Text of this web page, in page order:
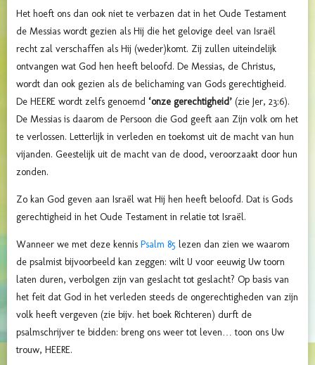
Het hoeft ons dan ook niet te verbazen dat in het Oude Testament
de Messias wordt gezien als Hij die het gelovige deel van Israël
recht zal verschaffen als Hij (weder)komt. Zij zullen uiteindelijk
ontvangen wat God hen heeft beloofd. De Messias, de Christus,
wordt dan ook gezien als de belichaming van Gods gerechtigheid.
De HEERE wordt zelfs genoemd ‘onze gerechtigheid’ (zie Jer, 23:6).
De Messias is daarom de Persoon die God geeft aan Zijn volk om het
te verlossen. Letterlijk in verleden en toekomst uit de macht van hun
vijanden. Geestelijk uit de macht van de dood, veroorzaakt door hun
zonden.
Zo kan God geven aan Israël wat Hij hen heeft beloofd. Dat is Gods
gerechtigheid in het Oude Testament in relatie tot Israël.
Wanneer we met deze kennis Psalm 85 lezen dan zien we waarom
de psalmist bijvoorbeeld kan zeggen: wilt U voor eeuwig Uw toorn
laten duren, verbolgen zijn van geslacht tot geslacht? Op basis van
het feit dat God in het verleden steeds de ongerechtigheden van zijn
volk heeft vergeven (zie bijv. het boek Richteren) durft de
psalmschrijver te bidden: breng ons weer tot leven… toon ons Uw
trouw, HEERE.